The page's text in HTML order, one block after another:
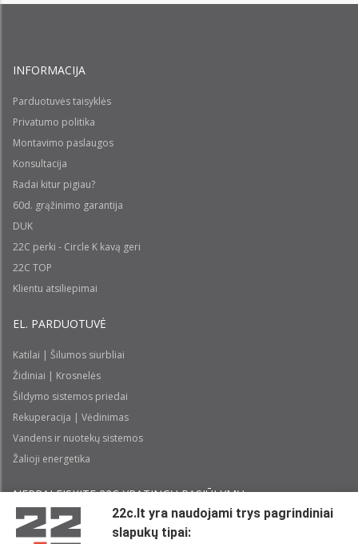
INFORMACIJA
Parduotuvės taisyklės
Privatumo politika
Montavimo paslaugos
Konsultacija
Radai kitur pigiau?
60d. grąžinimo garantija
DUK
22C perki - Circle K kavą geri
22C TOP
Klientu atsiliepimai
EL. PARDUOTUVĖ
Katilai | Šilumos siurbliai
Židiniai | Krosnelės
Šildymo sistemos priedai
Rekuperacija | Vėdinimas
Vandens ir nuotekų sistemos
Žalioji energetika
NEPRALEISKITE 22С YPATINGŲ PASIŪLYMŲ:
22c.lt yra naudojami trys pagrindiniai
slapukų tipai: